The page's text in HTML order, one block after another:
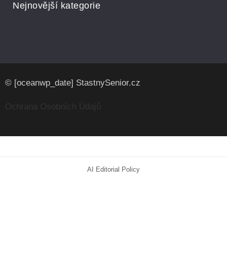
Nejnovější kategorie
© [oceanwp_date] StastnySenior.cz
AI Editorial Policy